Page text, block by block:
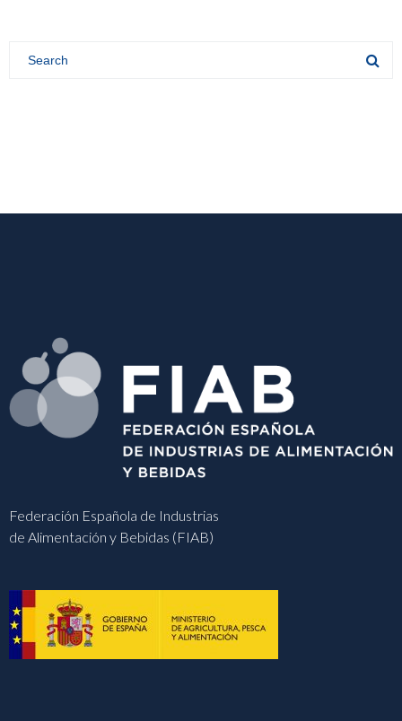
Federación Española de Industrias
de Alimentación y Bebidas (FIAB)